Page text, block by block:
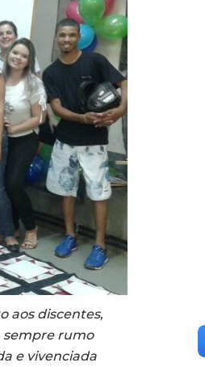
aos discentes,
sempre rumo
e vivenciada